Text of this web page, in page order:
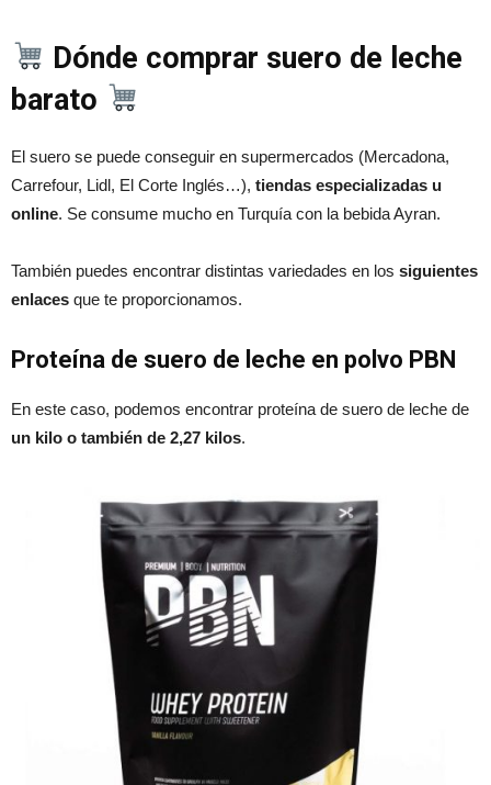
Dónde comprar suero de leche
barato
El suero se puede conseguir en supermercados (Mercadona,
Carrefour, Lidl, El Corte Inglés…), tiendas especializadas u
online. Se consume mucho en Turquía con la bebida Ayran.
También puedes encontrar distintas variedades en los siguientes
enlaces que te proporcionamos.
Proteína de suero de leche en polvo PBN
En este caso, podemos encontrar proteína de suero de leche de
un kilo o también de 2,27 kilos.